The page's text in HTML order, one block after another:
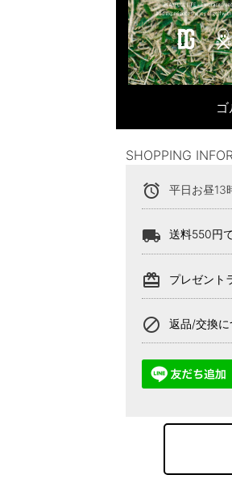
SHOPPING
alarm 平日お昼13
local_shipping 送料550円
card_giftcard プレゼント
block 返品/交換に